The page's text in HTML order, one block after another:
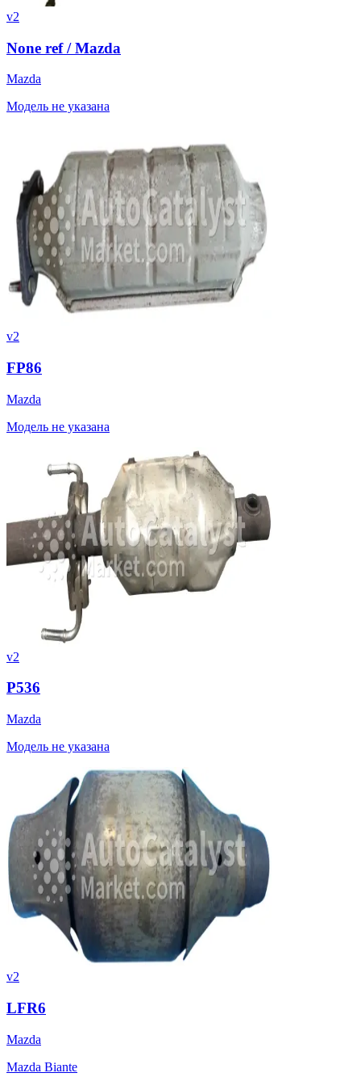
v2
None ref / Mazda
Mazda
Модель не указана
v2
FP86
Mazda
Модель не указана
v2
P536
Mazda
Модель не указана
v2
LFR6
Mazda
Mazda Biante